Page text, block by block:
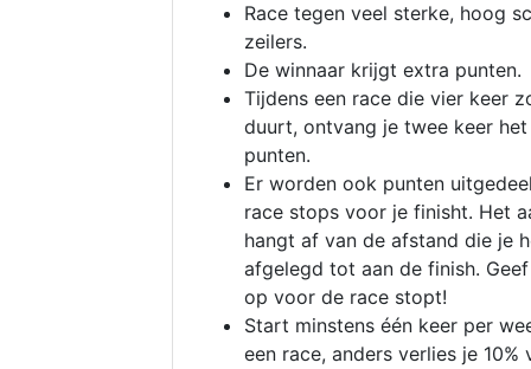
Race tegen veel sterke, hoog
zeilers.
De winnaar krijgt extra punten.
Tijdens een race die vier keer
duurt, ontvang je twee keer
punten.
Er worden ook punten
race stops voor je finisht. Het
hangt af van de afstand die je
afgelegd tot aan de finish.
op voor de race stopt!
Start minstens één keer per
een race, anders verlies je 10%